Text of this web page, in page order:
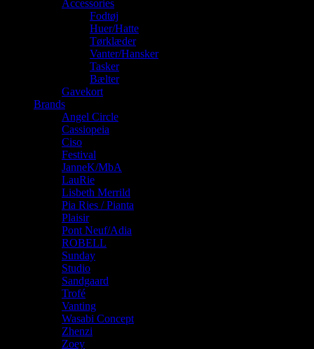
Accessories
Fodtøj
Huer/Hatte
Tørklæder
Vanter/Hansker
Tasker
Bælter
Gavekort
Brands
Angel Circle
Cassiopeia
Ciso
Festival
JanneK/MbA
LauRie
Lisbeth Merrild
Pia Ries / Pianta
Plaisir
Pont Neuf/Adia
ROBELL
Sunday
Studio
Sandgaard
Trofé
Vanting
Wasabi Concept
Zhenzi
Zoey